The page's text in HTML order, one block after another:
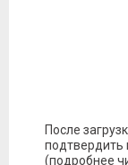
После
подтвердить
(подробнее